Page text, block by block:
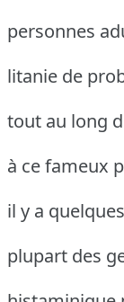
personnes
litanie de
tout au long
à ce fameux
il y a
plupart des